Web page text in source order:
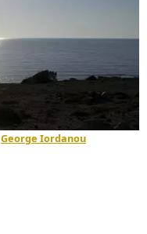
George Iordanou